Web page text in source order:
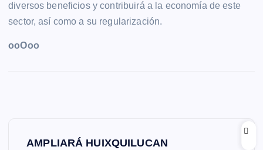
diversos beneficios y contribuirá a la economía de este
sector, así como a su regularización.
ooOoo
AMPLIARÁ HUIXQUILUCAN